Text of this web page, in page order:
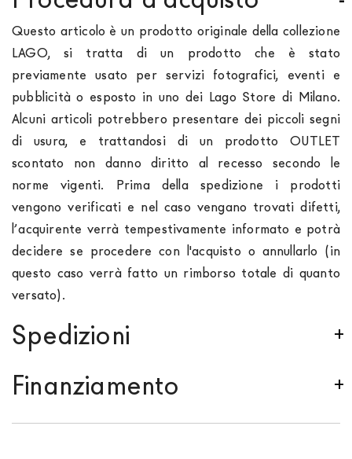
Questo articolo è un prodotto originale della collezione
LAGO, si tratta di un prodotto che è stato
previamente usato per servizi fotografici, eventi e
pubblicità o esposto in uno dei Lago Store di Milano.
Alcuni articoli potrebbero presentare dei piccoli segni
di usura, e trattandosi di un prodotto OUTLET
scontato non danno diritto al recesso secondo le
norme vigenti. Prima della spedizione i prodotti
vengono verificati e nel caso vengano trovati difetti,
l’acquirente verrà tempestivamente informato e potrà
decidere se procedere con l'acquisto o annullarlo (in
questo caso verrà fatto un rimborso totale di quanto
versato).
Spedizioni
Forniture Europaègratuita in Italia
, invece è
Finanziamento